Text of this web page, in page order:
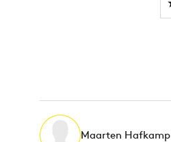
Maarten Hafkamp